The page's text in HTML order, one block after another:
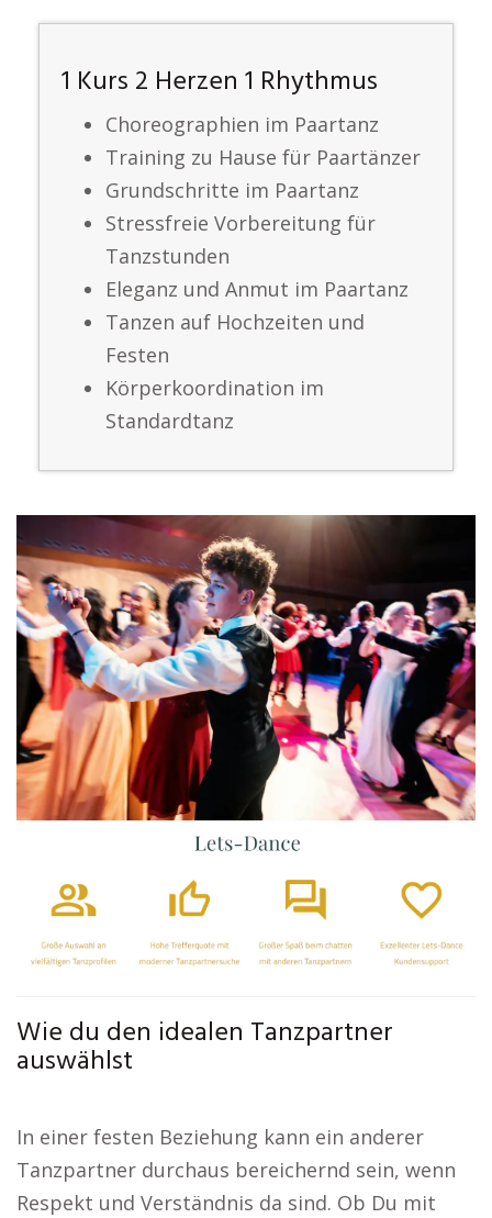
1 Kurs 2 Herzen 1 Rhythmus
Choreographien im Paartanz
Training zu Hause für Paartänzer
Grundschritte im Paartanz
Stressfreie Vorbereitung für
Tanzstunden
Eleganz und Anmut im Paartanz
Tanzen auf Hochzeiten und
Festen
Körperkoordination im
Standardtanz
Wie du den idealen Tanzpartner
auswählst
In einer festen Beziehung kann ein anderer
Tanzpartner durchaus bereichernd sein, wenn
Respekt und Verständnis da sind. Ob Du mit